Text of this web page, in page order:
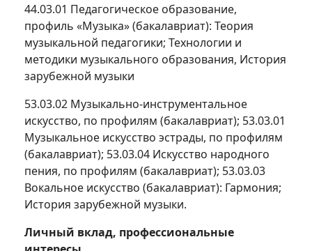
44.03.01 Педагогическое образование,
профиль «Музыка» (бакалавриат): Теория
музыкальной педагогики; Технологии и
методики музыкального образования, История
зарубежной музыки
53.03.02 Музыкально-инструментальное
искусство, по профилям (бакалавриат); 53.03.01
Музыкальное искусство эстрады, по профилям
(бакалавриат); 53.03.04 Искусство народного
пения, по профилям (бакалавриат); 53.03.03
Вокальное искусство (бакалавриат): Гармония;
История зарубежной музыки.
Личный вклад, профессиональные